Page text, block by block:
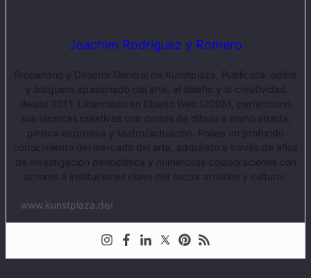
Joachim Rodriguez y Romero
Propietario y Director General de Kunstplaza. Publicista, editor
y bloguero apasionado del arte, el diseño y la creatividad
desde 2011. Licenciado en Diseño Web (2008), perfeccionó
sus técnicas creativas con cursos de dibujo a mano alzada,
pintura expresiva y teatro/actuación. Posee un profundo
conocimiento del mercado del arte, adquirido a través de años
de investigación periodística y numerosas colaboraciones con
actores e instituciones clave del sector artístico y cultural.
www.kunstplaza.de/